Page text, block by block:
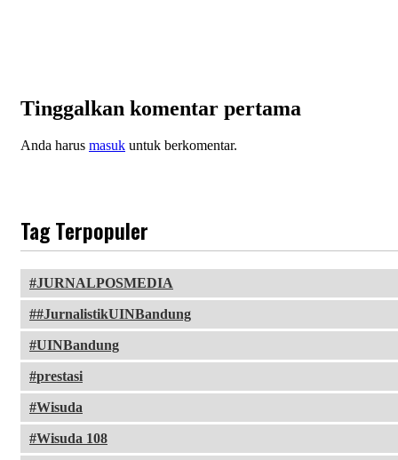
Tinggalkan komentar pertama
Anda harus masuk untuk berkomentar.
Tag Terpopuler
JURNALPOSMEDIA
#JurnalistikUINBandung
UINBandung
prestasi
Wisuda
Wisuda 108